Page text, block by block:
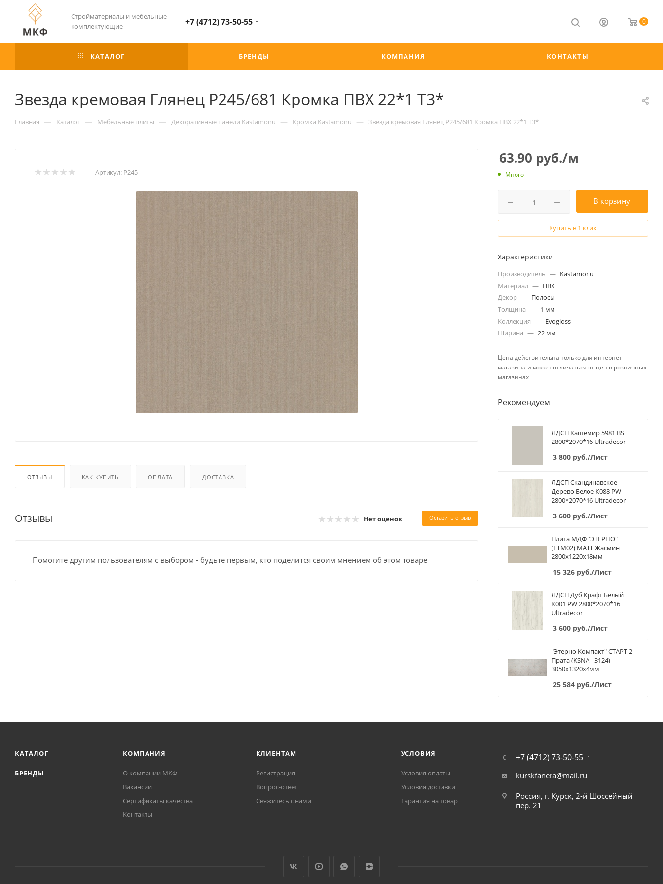
Стройматериалы и мебельные
комплектующие
+7 (4712) 73-50-55 0
КАТАЛОГ БРЕНДЫ КОМПАНИЯ КОНТАКТЫ
Звезда кремовая Глянец Р245/681 Кромка ПВХ 22*1 Т3*
Главная — Каталог — Мебельные плиты — Декоративные панели Kastamonu — Кромка Kastamonu — Звезда кремовая Глянец Р245/681 Кромка ПВХ 22*1 Т3*
Артикул: Р245
ОТЗЫВЫ КАК КУПИТЬ ОПЛАТА ДОСТАВКА
Отзывы Нет оценок Оставить отзыв
Помогите другим пользователям с выбором - будьте первым, кто поделится своим мнением об этом товаре
63.90 руб./м
Много
В корзину
Купить в 1 клик
Характеристики
Производитель — Kastamonu
Материал — ПВХ
Декор — Полосы
Толщина — 1 мм
Коллекция — Evogloss
Ширина — 22 мм
Цена действительна только для интернет-
магазина и может отличаться от цен в розничных
магазинах
Рекомендуем
ЛДСП Кашемир 5981 BS
2800*2070*16 Ultradecor
3 800 руб./Лист
ЛДСП Скандинавское
Дерево Белое К088 PW
2800*2070*16 Ultradecor
3 600 руб./Лист
Плита МДФ "ЭТЕРНО"
(ETM02) МАТТ Жасмин
2800х1220х18мм
15 326 руб./Лист
ЛДСП Дуб Крафт Белый
К001 PW 2800*2070*16
Ultradecor
3 600 руб./Лист
"Этерно Компакт" СТАРТ-2
Прата (KSNA - 3124)
3050х1320х4мм
25 584 руб./Лист
КАТАЛОГ
БРЕНДЫ
КОМПАНИЯ
О компании МКФ
Вакансии
Сертификаты качества
Контакты
КЛИЕНТАМ
Регистрация
Вопрос-ответ
Свяжитесь с нами
УСЛОВИЯ
Условия оплаты
Условия доставки
Гарантия на товар
+7 (4712) 73-50-55
kurskfanera@mail.ru
Россия, г. Курск, 2-й Шоссейный
пер. 21